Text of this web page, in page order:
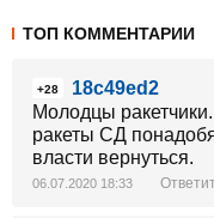
ТОП КОММЕНТАРИИ
+28
18c49ed2
Молодцы
ракеты СД
власти вернуться.
06.07.2020 18:33